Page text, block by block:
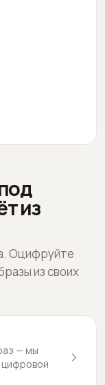
из
Оцифруйте
из своих
— мы